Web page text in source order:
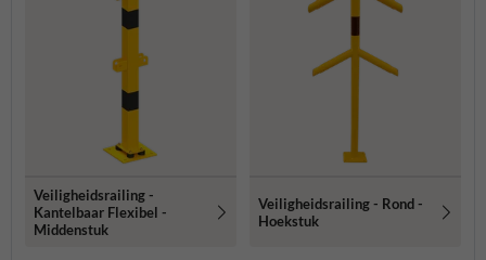
Veiligheidsrailing -
Kantelbaar Flexibel -
Middenstuk
Veiligheidsrailing - Rond -
Hoekstuk